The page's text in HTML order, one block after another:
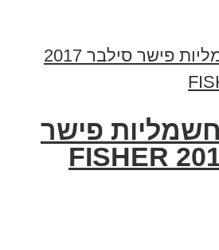
חשמליות פישר
סילבר 2017 FISHER